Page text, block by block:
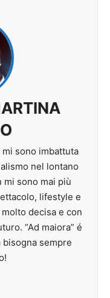
sono imbattuta
nel lontano
mi sono mai più
lifestyle e
decisa e con
“Ad maiora” é
sempre